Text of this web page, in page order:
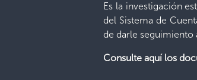
Es la investigación
del Sistema de
de darle seguimiento
Consulte aquí los